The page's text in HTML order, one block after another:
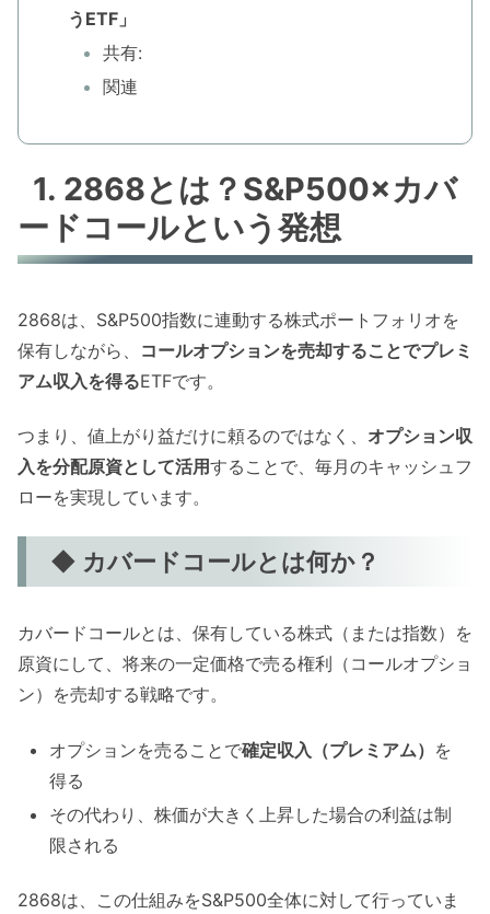
うETF」
共有:
関連
1. 2868とは？S&P500×カバ
ードコールという発想
2868は、S&P500指数に連動する株式ポートフォリオを
保有しながら、 コールオプションを売却することでプレミ
アム収入を得るETFです。
つまり、値上がり益だけに頼るのではなく、 オプション収
入を分配原資として活用することで、毎月のキャッシュフ
ローを実現しています。
◆ カバードコールとは何か？
カバードコールとは、保有している株式（または指数）を
原資にして、将来の一定価格で売る権利（コールオプショ
ン）を売却する戦略です。
オプションを売ることで確定収入（プレミアム） を
得る
その代わり、株価が大きく上昇した場合の利益は制
限される
2868は、この仕組みをS&P500全体に対して行っていま